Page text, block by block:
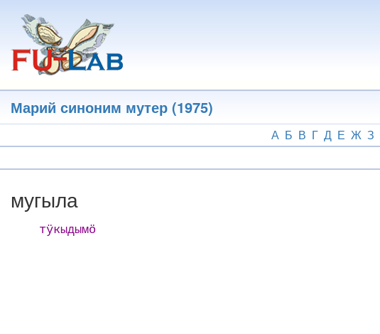
основному
содержанию
Марий синоним мутер (1975)
А Б В Г Д Е Ж З
мугыла
тӱкыдымӧ